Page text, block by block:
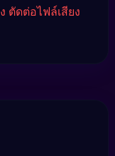
ตัดต่อไฟล์เสียง